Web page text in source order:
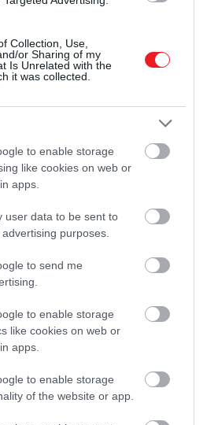
Collection, Use,
or Sharing of my
Is Unrelated with the
it was collected.
to enable storage
like cookies on web or
apps.
user data to be sent to
purposes.
to send me
to enable storage
like cookies on web or
apps.
to enable storage
of the website or app.
nyomon, aki Anglia
hercegnek
a szigetországba. A
után a fiatal nőnek újra
hogy helyet találjon a
sorozatpremier, amiért
tévé elé ülni októberben